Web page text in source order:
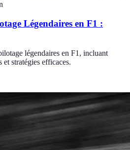
Légendaires en F1 :
légendaires en F1, incluant
et stratégies efficaces.